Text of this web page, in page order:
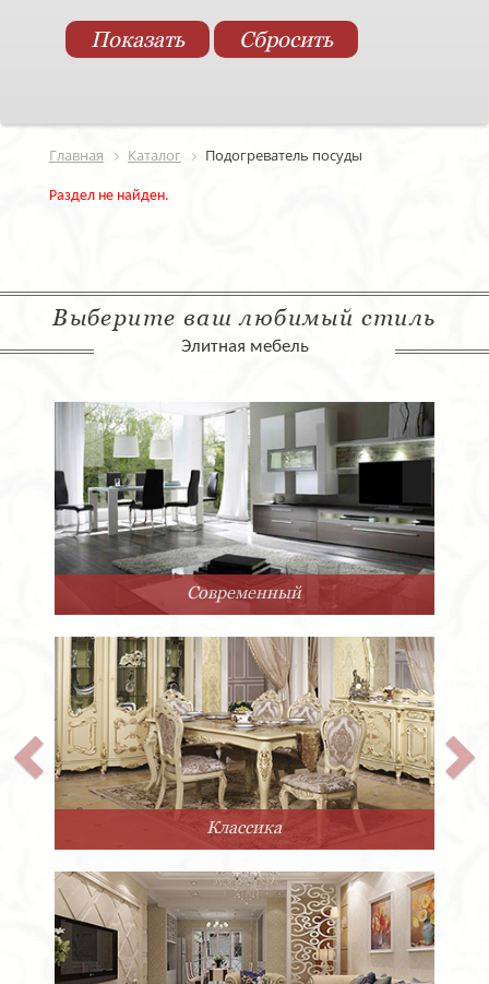
Главная Каталог Подогреватель посуды
Раздел не найден.
Выберите ваш любимый стиль
Элитная мебель
Современный
Классика